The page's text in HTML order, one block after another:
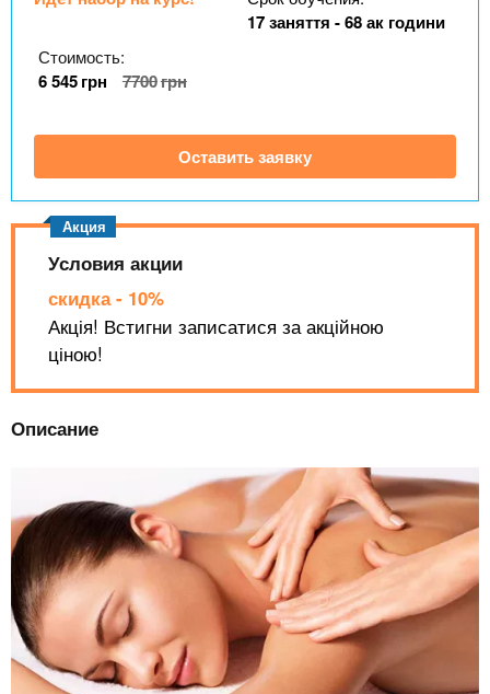
n
s
.
n
f
o
е
н
Онлайн курсы
За рубежом
17 заняття - 68 ак години
Стоимость:
6 545грн 7700грн
Оставить заявку
Условия акции
скидка - 10%
Акція! Встигни записатися за акційною
ціною!
Описание